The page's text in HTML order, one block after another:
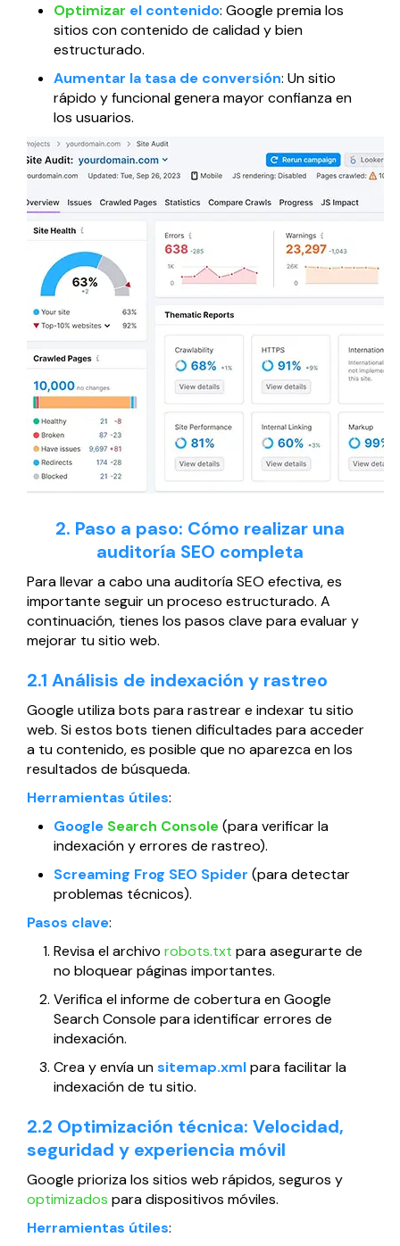
Optimizar el contenido: Google premia los
sitios con contenido de calidad y bien
estructurado.
Aumentar la tasa de conversión: Un sitio
rápido y funcional genera mayor confianza en
los usuarios.
2. Paso a paso: Cómo realizar una
auditoría SEO completa
Para llevar a cabo una auditoría SEO efectiva, es
importante seguir un proceso estructurado. A
continuación, tienes los pasos clave para evaluar y
mejorar tu sitio web.
2.1 Análisis de indexación y rastreo
Google utiliza bots para rastrear e indexar tu sitio
web. Si estos bots tienen dificultades para acceder
a tu contenido, es posible que no aparezca en los
resultados de búsqueda.
Herramientas útiles:
Google Search Console(para verificar la
indexación y errores de rastreo).
Screaming Frog SEO Spider (para detectar
problemas técnicos).
Pasos clave:
Revisa el archivo robots.txt para asegurarte de
no bloquear páginas importantes.
Verifica el informe de cobertura en Google
Search Console para identificar errores de
indexación.
Crea y envía unsitemap.xmlpara facilitar la
indexación de tu sitio.
2.2 Optimización técnica: Velocidad,
seguridad y experiencia móvil
Google prioriza los sitios web rápidos, seguros y
optimizados para dispositivos móviles.
Herramientas útiles: